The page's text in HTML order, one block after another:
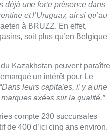
déjà une forte présence dans
et l’Uruguay, ainsi qu’au
à BRUZZ. En effet,
soit plus qu’en Belgique
Kazakhstan peuvent paraître
un intérêt pour Le
“Dans leurs capitales, il y a une
axées sur la qualité.”
compte 230 succursales
de 400 d’ici cinq ans environ.